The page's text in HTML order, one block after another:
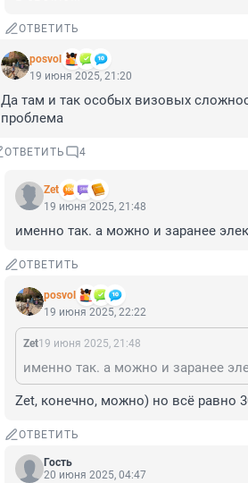
ОТВЕТИТЬ
posvol
19 июня 2025, 21:20
Да там и так особых визовых
проблема
ОТВЕТИТЬ 4
Zet
19 июня 2025, 21:48
именно так. а можно и заранее
ОТВЕТИТЬ
posvol
19 июня 2025, 22:22
Zet19 июня 2025, 21:48
именно так. а можно и заранее
Zet, конечно, можно) но всё равно
ОТВЕТИТЬ
Гость
20 июня 2025, 04:47